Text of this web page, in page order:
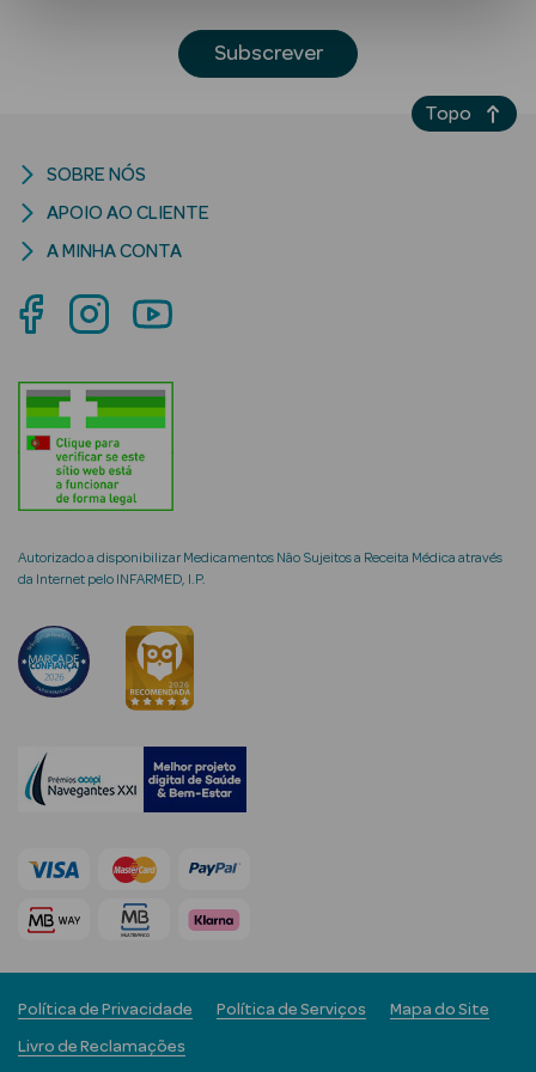
Ver Tudo
Solares
Corpo
Lábios
Solares Bebé e
Criança
Rosto e
Ver Tudo
Cosmética
Hidratantes
Séruns Faciais
Creme de Olhos
Anti-
envelhecimento
Subscrever
Autorizado a disponibilizar Medicamentos Não Sujeitos a Receita Médica através
da Internet pelo INFARMED, I.P.
SOBRE NÓS
APOIO AO CLIENTE
A MINHA CONTA
Política de Privacidade Política de Serviços Mapa do Site
Livro de Reclamações
Topo